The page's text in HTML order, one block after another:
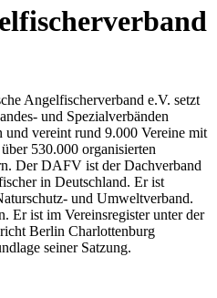
Angelfischerverband e.V. setzt
und Spezialverbänden
und vereint rund 9.000 Vereine mit
530.000 organisierten
Der DAFV ist der Dachverband
in Deutschland. Er ist
und Umweltverband.
Er ist im Vereinsregister unter der
Berlin Charlottenburg
seiner Satzung.